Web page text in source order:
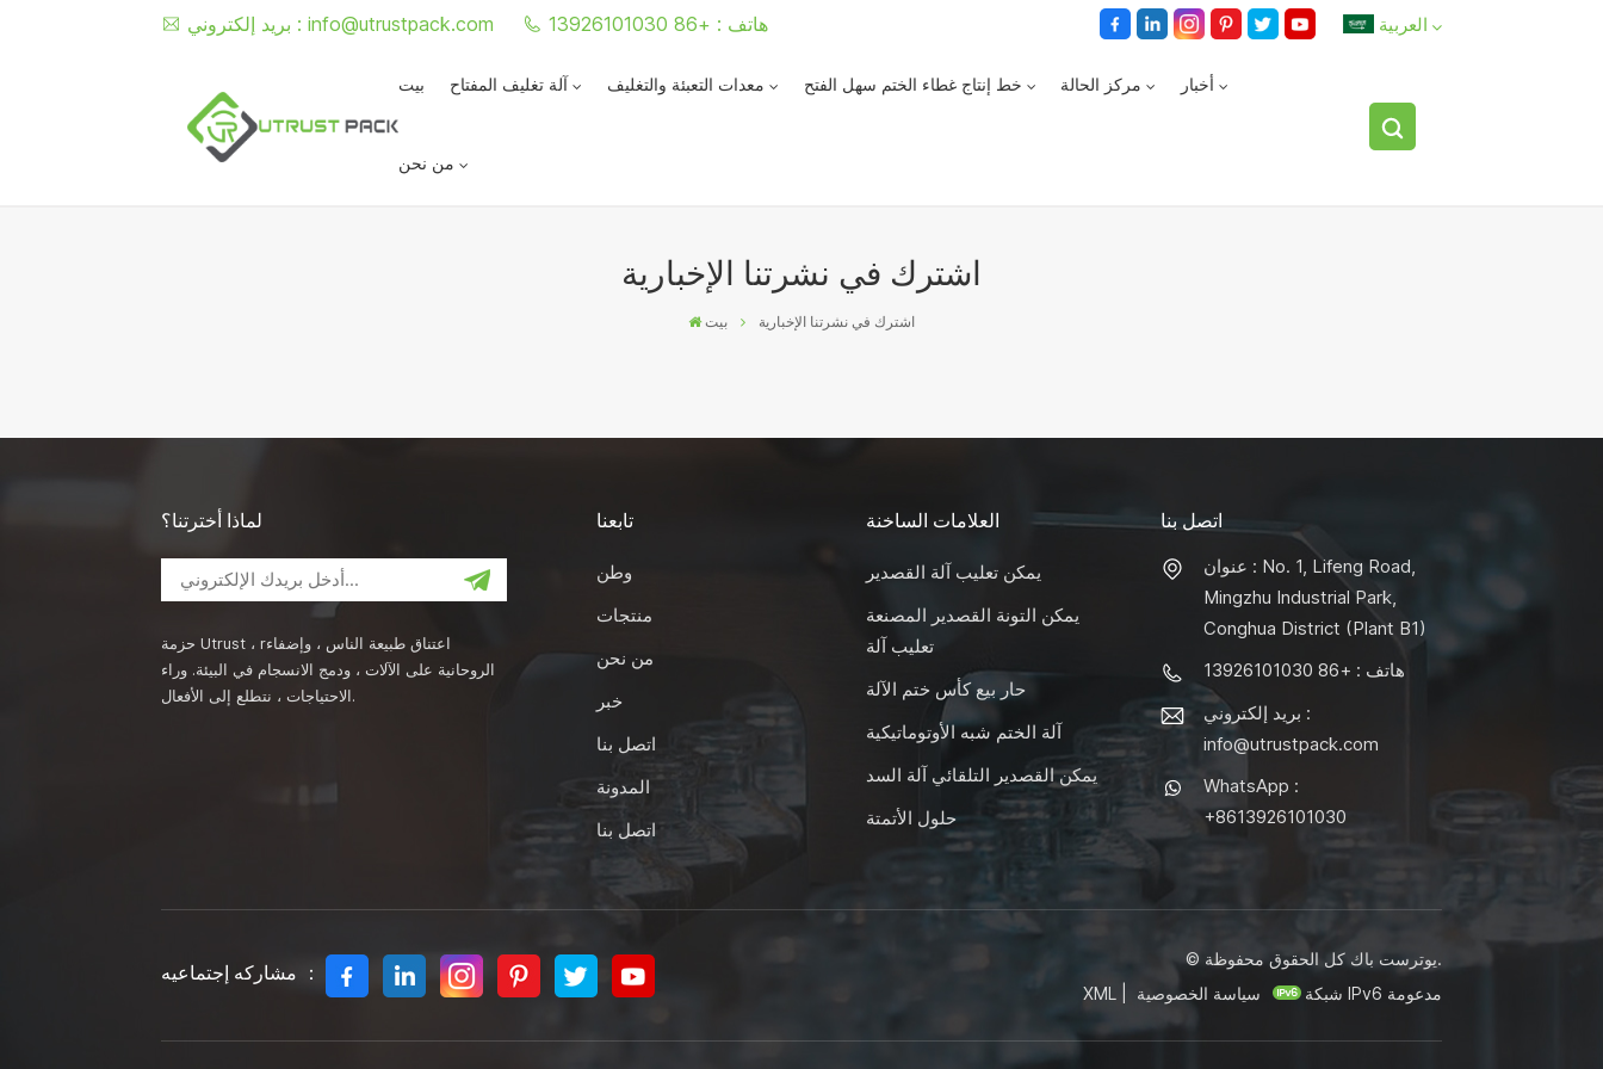
بريد إلكتروني : info@utrustpack.com هاتف : +86 13926101030 العربية
بيت آلة تغليف المفتاح معدات التعبئة والتغليف خط إنتاج غطاء الختم سهل الفتح مركز الحالة أخبار
من نحن
اشترك في نشرتنا الإخبارية
بيت اشترك في نشرتنا الإخبارية
لماذا أخترتنا؟
حزمة Utrust ، rاعتناق طبيعة الناس ، وإضفاء
الروحانية على الآلات ، ودمج الانسجام في البيئة. وراء
الاحتياجات ، نتطلع إلى الأفعال.
تابعنا
وطن
منتجات
من نحن
خبر
اتصل بنا
المدونة
اتصل بنا
العلامات الساخنة
يمكن تعليب آلة القصدير
يمكن التونة القصدير المصنعة
تعليب آلة
حار بيع كأس ختم الآلة
آلة الختم شبه الأوتوماتيكية
يمكن القصدير التلقائي آلة السد
حلول الأتمتة
اتصل بنا
عنوان : No. 1, Lifeng Road,
Mingzhu Industrial Park,
Conghua District (Plant B1)
هاتف : +86 13926101030
بريد إلكتروني :
info@utrustpack.com
WhatsApp :
+8613926101030
مشاركه إجتماعيه ：
© يوترست باك كل الحقوق محفوظة.
XML
سياسة الخصوصية شبكة IPv6 مدعومة